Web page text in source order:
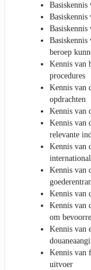
beroep
Kennis van
procedures
Kennis van
opdrachten
Kennis van
Kennis van
relevante
Kennis van
Kennis van
Kennis van
Kennis van
om
Kennis van
Kennis van
uitvoer